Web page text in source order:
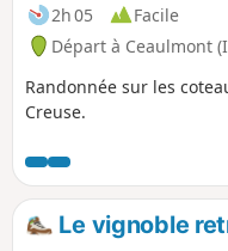
2h 05
Facile
Départ à Ceaulmont
Randonnée sur les
Creuse.
Le vignoble